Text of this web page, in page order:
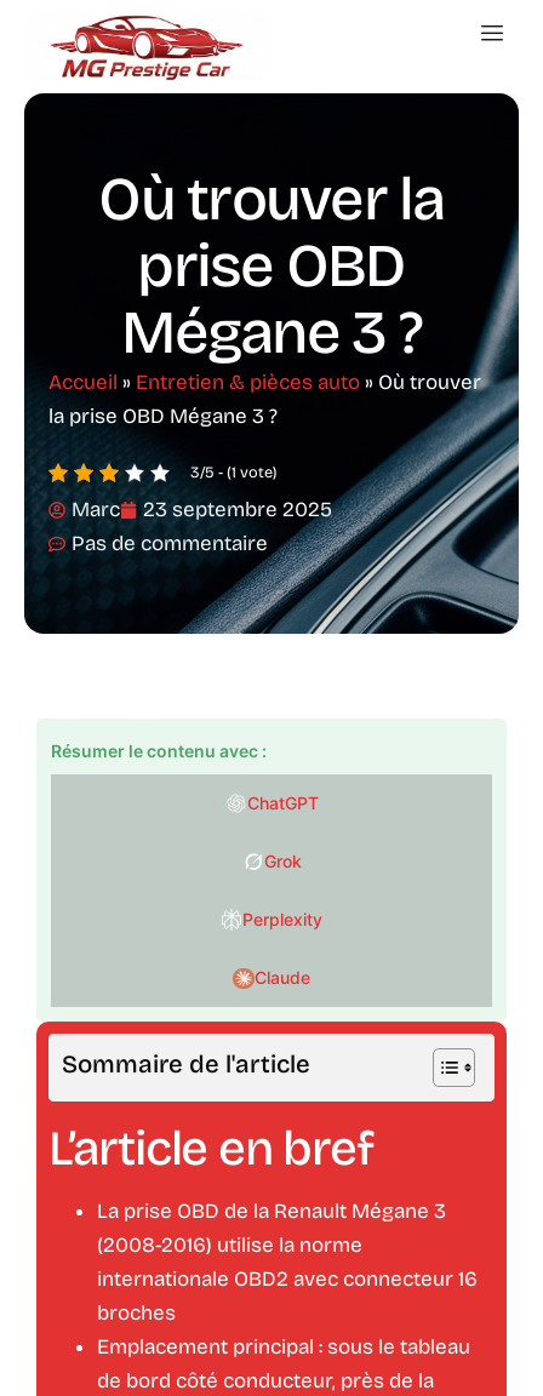
Où trouver la
prise OBD
Mégane 3 ?
Accueil » Entretien & pièces auto» Où trouver
la prise OBD Mégane 3 ?
3/5 - (1 vote)
Marc
23 septembre 2025
Pas de commentaire
Résumer le contenu avec :
ChatGPT
Grok
Perplexity
Claude
Sommaire de l'article
L’article en bref
La prise OBD de la Renault Mégane 3
(2008-2016) utilise la norme
internationale OBD2 avec connecteur 16
broches
Emplacement principal : sous le tableau
de bord côté conducteur, près de la